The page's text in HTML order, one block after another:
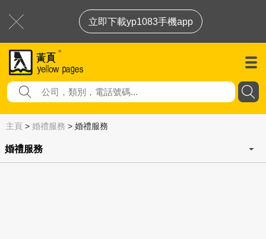
立即下載yp1083手機app
主頁 > 婚禮服務 > 婚禮服務
婚禮服務